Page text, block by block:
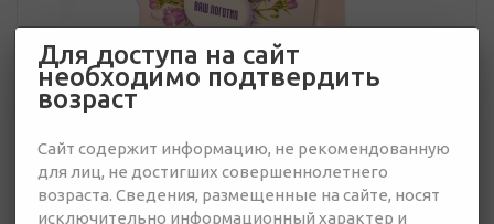
Для доступа на сайт
необходимо подтвердить
возраст
Сайт содержит информацию, не рекомендованную
для лиц, не достигших совершеннолетнего
возраста. Сведения, размещенные на сайте, носят
исключительно информационный характер и